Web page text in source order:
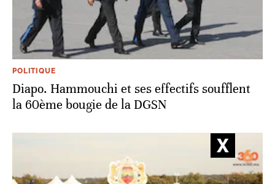
POLITIQUE
Diapo. Hammouchi et ses effectifs soufflent
la 60ème bougie de la DGSN